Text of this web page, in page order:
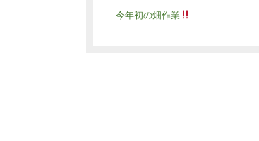
今年初の畑作業